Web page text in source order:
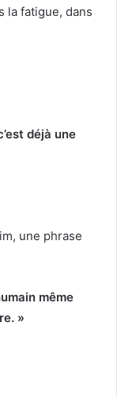
la fatigue, dans
déjà une
une phrase
même
»